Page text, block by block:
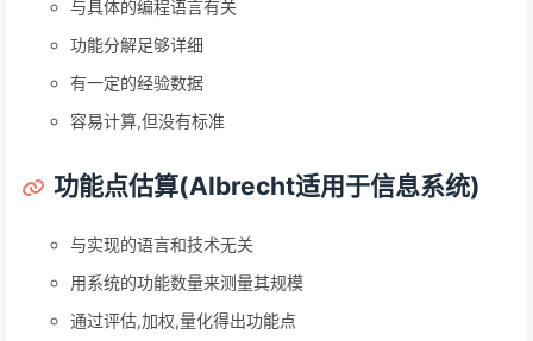
与具体的编程语言有关
功能分解足够详细
有一定的经验数据
容易计算,但没有标准
功能点估算(Albrecht适用于信息系统)
与实现的语言和技术无关
用系统的功能数量来测量其规模
通过评估,加权,量化得出功能点